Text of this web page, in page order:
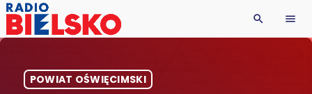
search menu
POWIAT OŚWIĘCIMSKI